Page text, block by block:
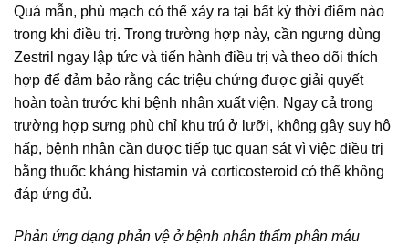
Quá mẫn, phù mạch có thể xảy ra tại bất kỳ thời điểm nào
trong khi điều trị. Trong trường hợp này, cần ngưng dùng
Zestril ngay lập tức và tiến hành điều trị và theo dõi thích
hợp để đảm bảo rằng các triệu chứng được giải quyết
hoàn toàn trước khi bệnh nhân xuất viện. Ngay cả trong
trường hợp sưng phù chỉ khu trú ở lưỡi, không gây suy hô
hấp, bệnh nhân cần được tiếp tục quan sát vì việc điều trị
bằng thuốc kháng histamin và corticosteroid có thể không
đáp ứng đủ.
Phản ứng dạng phản vệ ở bệnh nhân thẩm phân máu